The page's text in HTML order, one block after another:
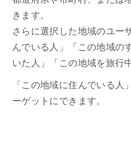
きます。
さらに選択した地域のユー
んでいる人」「この地域の
いた人」「この地域を旅行
「この地域に住んでいる人
ーゲットにできます。